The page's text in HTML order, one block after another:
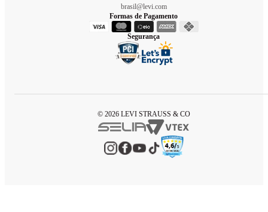
brasil@levi.com
Formas de Pagamento
Segurança
© 2026 LEVI STRAUSS & CO